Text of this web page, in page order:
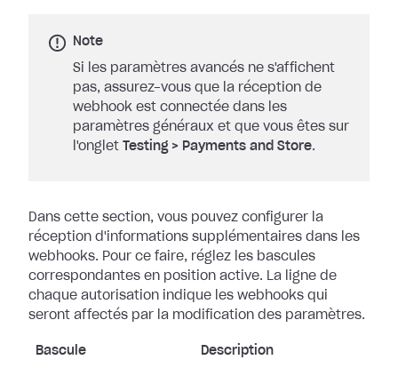
Note
Si les paramètres avancés ne s'affichent
pas, assurez-vous que la réception de
webhook est connectée dans les
paramètres généraux et que vous êtes sur
l'onglet
Testing > Payments and Store.
Dans cette section, vous pouvez configurer la
réception d'informations supplémentaires dans les
webhooks. Pour ce faire, réglez les bascules
correspondantes en position active. La ligne de
chaque autorisation indique les webhooks qui
seront affectés par la modification des paramètres.
Bascule Description